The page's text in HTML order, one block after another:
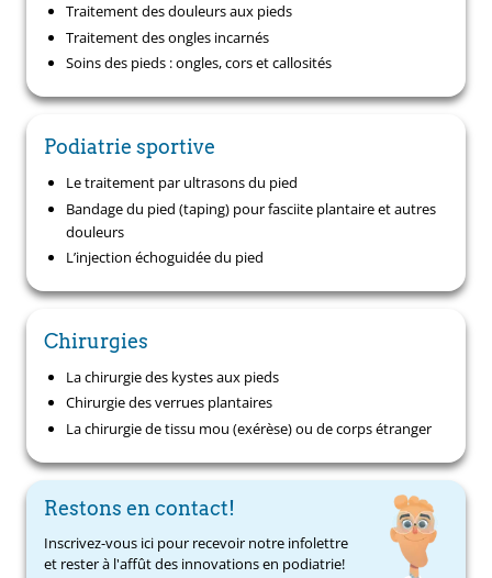
Traitement des douleurs aux pieds
Traitement des ongles incarnés
Soins des pieds : ongles, cors et callosités
Podiatrie sportive
Le traitement par ultrasons du pied
Bandage du pied (taping) pour fasciite plantaire et autres
douleurs
L’injection échoguidée du pied
Chirurgies
La chirurgie des kystes aux pieds
Chirurgie des verrues plantaires
La chirurgie de tissu mou (exérèse) ou de corps étranger
Restons en contact!
Inscrivez-vous ici pour recevoir notre infolettre
et rester à l'affût des innovations en podiatrie!